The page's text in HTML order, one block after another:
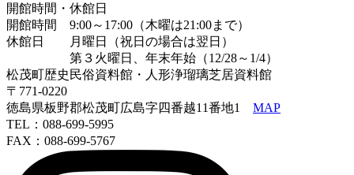
開館時間・休館日
開館時間 9:00～17:00（木曜は21:00まで）
休館日 月曜日（祝日の場合は翌日）
第３火曜日、年末年始（12/28～1/4）
松茂町歴史民俗資料館・人形浄瑠璃芝居資料館
〒771-0220
徳島県板野郡松茂町広島字四番越11番地1 MAP
TEL：088-699-5995
FAX：088-699-5767